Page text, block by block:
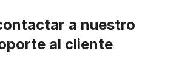
a nuestro
al cliente